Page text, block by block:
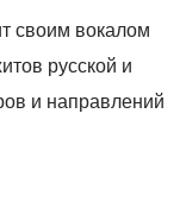
своим вокалом
русской и
и направлений